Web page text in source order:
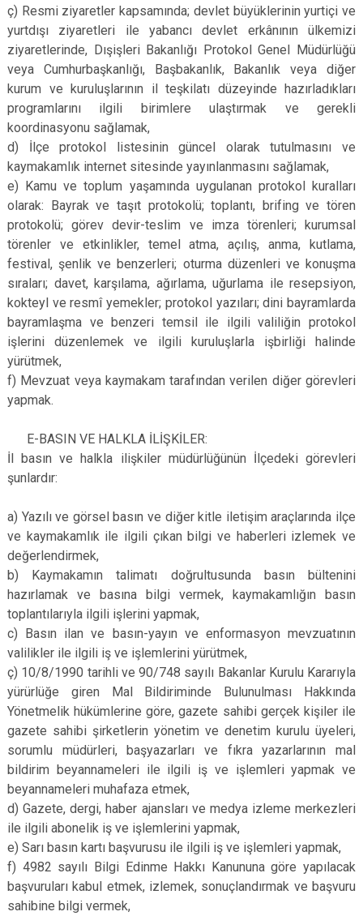
ç) Resmi ziyaretler kapsamında; devlet büyüklerinin yurtiçi ve
yurtdışı ziyaretleri ile yabancı devlet erkânının ülkemizi
ziyaretlerinde, Dışişleri Bakanlığı Protokol Genel Müdürlüğü
veya Cumhurbaşkanlığı, Başbakanlık, Bakanlık veya diğer
kurum ve kuruluşlarının il teşkilatı düzeyinde hazırladıkları
programlarını ilgili birimlere ulaştırmak ve gerekli
koordinasyonu sağlamak,
d) İlçe protokol listesinin güncel olarak tutulmasını ve
kaymakamlık internet sitesinde yayınlanmasını sağlamak,
e) Kamu ve toplum yaşamında uygulanan protokol kuralları
olarak: Bayrak ve taşıt protokolü; toplantı, brifing ve tören
protokolü; görev devir-teslim ve imza törenleri; kurumsal
törenler ve etkinlikler, temel atma, açılış, anma, kutlama,
festival, şenlik ve benzerleri; oturma düzenleri ve konuşma
sıraları; davet, karşılama, ağırlama, uğurlama ile resepsiyon,
kokteyl ve resmî yemekler; protokol yazıları; dini bayramlarda
bayramlaşma ve benzeri temsil ile ilgili valiliğin protokol
işlerini düzenlemek ve ilgili kuruluşlarla işbirliği halinde
yürütmek,
f) Mevzuat veya kaymakam tarafından verilen diğer görevleri
yapmak.
E-BASIN VE HALKLA İLİŞKİLER:
İl basın ve halkla ilişkiler müdürlüğünün İlçedeki görevleri
şunlardır:
a) Yazılı ve görsel basın ve diğer kitle iletişim araçlarında ilçe
ve kaymakamlık ile ilgili çıkan bilgi ve haberleri izlemek ve
değerlendirmek,
b) Kaymakamın talimatı doğrultusunda basın bültenini
hazırlamak ve basına bilgi vermek, kaymakamlığın basın
toplantılarıyla ilgili işlerini yapmak,
c) Basın ilan ve basın-yayın ve enformasyon mevzuatının
valilikler ile ilgili iş ve işlemlerini yürütmek,
ç) 10/8/1990 tarihli ve 90/748 sayılı Bakanlar Kurulu Kararıyla
yürürlüğe giren Mal Bildiriminde Bulunulması Hakkında
Yönetmelik hükümlerine göre, gazete sahibi gerçek kişiler ile
gazete sahibi şirketlerin yönetim ve denetim kurulu üyeleri,
sorumlu müdürleri, başyazarları ve fıkra yazarlarının mal
bildirim beyannameleri ile ilgili iş ve işlemleri yapmak ve
beyannameleri muhafaza etmek,
d) Gazete, dergi, haber ajansları ve medya izleme merkezleri
ile ilgili abonelik iş ve işlemlerini yapmak,
e) Sarı basın kartı başvurusu ile ilgili iş ve işlemleri yapmak,
f) 4982 sayılı Bilgi Edinme Hakkı Kanununa göre yapılacak
başvuruları kabul etmek, izlemek, sonuçlandırmak ve başvuru
sahibine bilgi vermek,